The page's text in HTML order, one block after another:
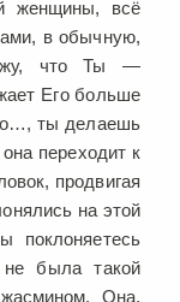
женщины, всё
в обычную,
что Ты —
Его больше
ты делаешь
переходит к
продвигая
на этой
поклоняетесь
была такой
Она,